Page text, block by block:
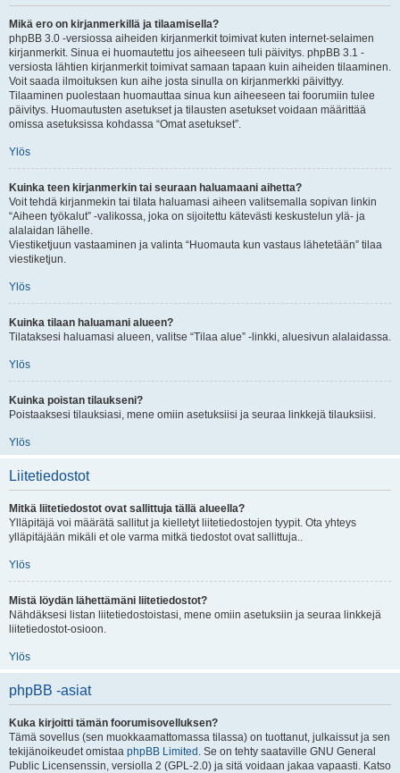
Mikä ero on kirjanmerkillä ja tilaamisella?
phpBB 3.0 -versiossa aiheiden kirjanmerkit toimivat kuten internet-selaimen
kirjanmerkit. Sinua ei huomautettu jos aiheeseen tuli päivitys. phpBB 3.1 -
versiosta lähtien kirjanmerkit toimivat samaan tapaan kuin aiheiden tilaaminen.
Voit saada ilmoituksen kun aihe josta sinulla on kirjanmerkki päivittyy.
Tilaaminen puolestaan huomauttaa sinua kun aiheeseen tai foorumiin tulee
päivitys. Huomautusten asetukset ja tilausten asetukset voidaan määrittää
omissa asetuksissa kohdassa “Omat asetukset”.
Ylös
Kuinka teen kirjanmerkin tai seuraan haluamaani aihetta?
Voit tehdä kirjanmekin tai tilata haluamasi aiheen valitsemalla sopivan linkin
“Aiheen työkalut” -valikossa, joka on sijoitettu kätevästi keskustelun ylä- ja
alalaidan lähelle.
Viestiketjuun vastaaminen ja valinta “Huomauta kun vastaus lähetetään” tilaa
viestiketjun.
Ylös
Kuinka tilaan haluamani alueen?
Tilataksesi haluamasi alueen, valitse “Tilaa alue” -linkki, aluesivun alalaidassa.
Ylös
Kuinka poistan tilaukseni?
Poistaaksesi tilauksiasi, mene omiin asetuksiisi ja seuraa linkkejä tilauksiisi.
Ylös
Liitetiedostot
Mitkä liitetiedostot ovat sallittuja tällä alueella?
Ylläpitäjä voi määrätä sallitut ja kielletyt liitetiedostojen tyypit. Ota yhteys
ylläpitäjään mikäli et ole varma mitkä tiedostot ovat sallittuja..
Ylös
Mistä löydän lähettämäni liitetiedostot?
Nähdäksesi listan liitetiedostoistasi, mene omiin asetuksiin ja seuraa linkkejä
liitetiedostot-osioon.
Ylös
phpBB -asiat
Kuka kirjoitti tämän foorumisovelluksen?
Tämä sovellus (sen muokkaamattomassa tilassa) on tuottanut, julkaissut ja sen
tekijänoikeudet omistaa phpBB Limited . Se on tehty saataville GNU General
Public Licensenssin, versiolla 2 (GPL-2.0) ja sitä voidaan jakaa vapaasti. Katso